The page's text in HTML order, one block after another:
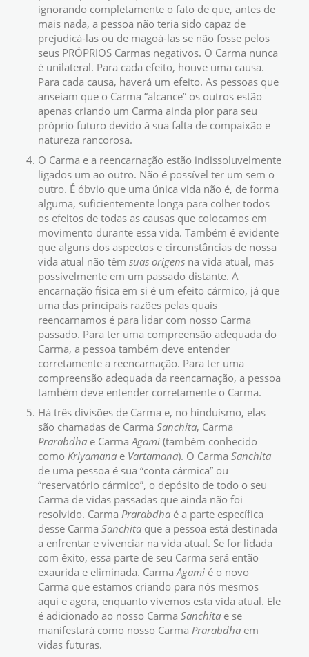
ignorando completamente o fato de que, antes de
mais nada, a pessoa não teria sido capaz de
prejudicá-las ou de magoá-las se não fosse pelos
seus PRÓPRIOS Carmas negativos. O Carma nunca
é unilateral. Para cada efeito, houve uma causa.
Para cada causa, haverá um efeito. As pessoas que
anseiam que o Carma “alcance” os outros estão
apenas criando um Carma ainda pior para seu
próprio futuro devido à sua falta de compaixão e
natureza rancorosa.
O Carma e a reencarnação estão indissoluvelmente
ligados um ao outro. Não é possível ter um sem o
outro. É óbvio que uma única vida não é, de forma
alguma, suficientemente longa para colher todos
os efeitos de todas as causas que colocamos em
movimento durante essa vida. Também é evidente
que alguns dos aspectos e circunstâncias de nossa
vida atual não têm suas origens na vida atual, mas
possivelmente em um passado distante. A
encarnação física em si é um efeito cármico, já que
uma das principais razões pelas quais
reencarnamos é para lidar com nosso Carma
passado. Para ter uma compreensão adequada do
Carma, a pessoa também deve entender
corretamente a reencarnação. Para ter uma
compreensão adequada da reencarnação, a pessoa
também deve entender corretamente o Carma.
Há três divisões de Carma e, no hinduísmo, elas
são chamadas de Carma Sanchita, Carma
Prarabdha e CarmaAgami (também conhecido
como Kriyamana e Vartamana). O Carma Sanchita
de uma pessoa é sua “conta cármica” ou
“reservatório cármico”, o depósito de todo o seu
Carma de vidas passadas que ainda não foi
resolvido. Carma Prarabdha é a parte específica
desse Carma Sanchita que a pessoa está destinada
a enfrentar e vivenciar na vida atual. Se for lidada
com êxito, essa parte de seu Carma será então
exaurida e eliminada. CarmaAgami é o novo
Carma que estamos criando para nós mesmos
aqui e agora, enquanto vivemos esta vida atual. Ele
é adicionado ao nosso Carma Sanchita e se
manifestará como nosso Carma Prarabdha em
vidas futuras.